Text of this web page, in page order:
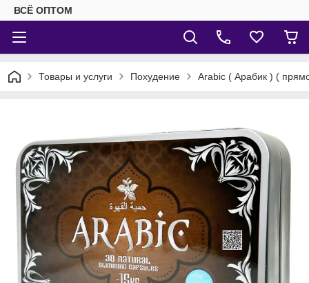
ВСЁ ОПТОМ
Товары и услуги Похудение Arabic ( Арабик ) (